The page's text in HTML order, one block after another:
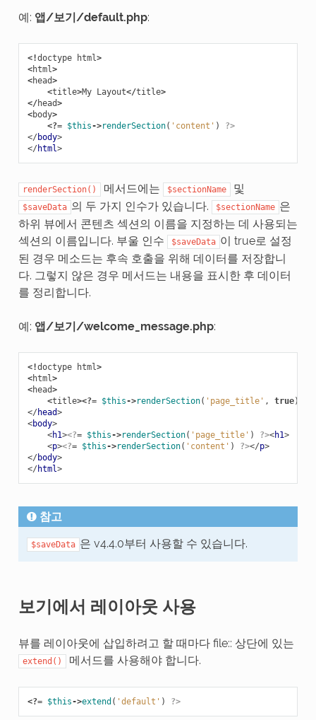
예: 앱/보기/default.php:
<!doctype html>
<html>
<head>
<title>My Layout</title>
</head>
<body>
<?= $this->renderSection( 'content' )
?>
</ body>
</ html>
renderSection() 메서드에는 $sectionName 및
$saveData 의 두 가지 인수가 있습니다. $sectionName 은
하위 뷰에서 콘텐츠 섹션의 이름을 지정하는 데 사용되는
섹션의 이름입니다. 부울 인수
$saveData 이 true로 설정
된 경우 메소드는 후속 호출을 위해 데이터를 저장합니
다. 그렇지 않은 경우 메서드는 내용을 표시한 후 데이터
를 정리합니다.
예: 앱/보기/welcome_message.php:
<!doctype html>
<html>
<head>
<title><?= $this->renderSection( 'page_title' , true)
</ head>
<body>
<h1><?= $this->renderSection( 'page_title' ) ?><h1>
<p><?= $this->renderSection( 'content' ) ?></p>
</ body>
</ html>
참고
$saveData 은 v4.4.0부터 사용할 수 있습니다.
보기에서 레이아웃 사용
뷰를 레이아웃에 삽입하려고 할 때마다 file:: 상단에 있는
extend() 메서드를 사용해야 합니다.
<?= $this->extend ( 'default' ) ?>